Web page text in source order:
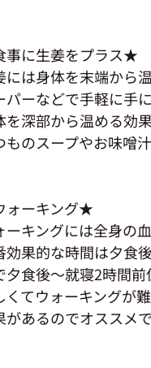
に生姜をプラス★
には身体を末端から
パーなどで手軽に手
を深部から温める効
ものスープやお味噌
ーキング★
ーキングには全身の
効果的な時間は夕食
夕食後～就寝2時間
くてウォーキングが
があるのでオススメ